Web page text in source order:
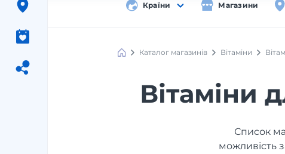
Країни Магазини
Каталог магазинів Вітаміни
Вітаміни
Список
можливість